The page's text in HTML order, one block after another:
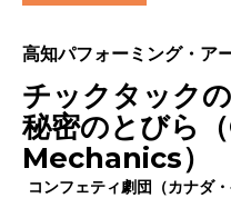
高知パフォーミング・ア
チックタックの
秘密のとびら
Mechanics）
コンフェティ劇団（カナダ